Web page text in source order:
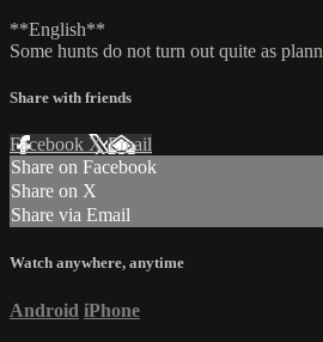
**English**
Some hunts do not turn out quite as
Share with friends
Facebook XEmail
Share on Facebook
Share on X
Share via Email
Watch anywhere, anytime
Android iPhone